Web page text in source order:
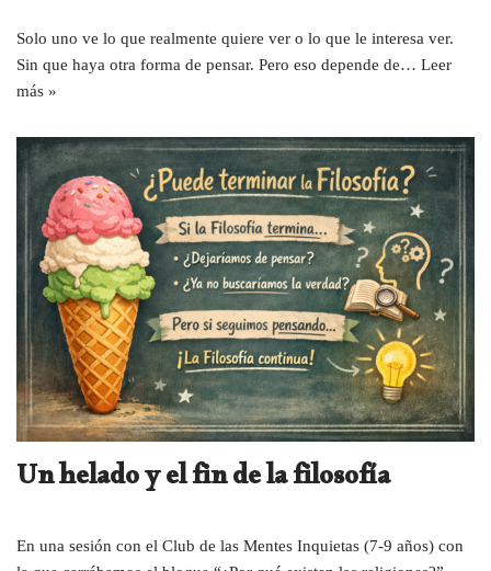
Solo uno ve lo que realmente quiere ver o lo que le interesa ver.
Sin que haya otra forma de pensar. Pero eso depende de… Leer
más »
Un helado y el fin de la filosofía
En una sesión con el Club de las Mentes Inquietas (7-9 años) con